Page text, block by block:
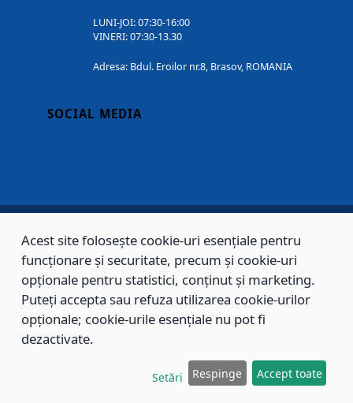
LUNI-JOI: 07:30-16:00
VINERI: 07:30-13.30
Adresa: Bdul. Eroilor nr.8, Brasov, ROMANIA
SOCIAL MEDIA
Copyright © 2002 - 2026 - PRIMĂRIA MUNICIPIULUI BRAȘOV, toate drepturile
rezervate.
Sitemap Contact
Acest site folosește cookie-uri esențiale pentru
funcționare și securitate, precum și cookie-uri
opționale pentru statistici, conținut și marketing.
Puteți accepta sau refuza utilizarea cookie-urilor
opționale; cookie-urile esențiale nu pot fi
dezactivate.
Setări Respinge Accept toate